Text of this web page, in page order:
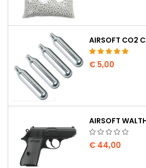
€ 5,00
€ 44,00